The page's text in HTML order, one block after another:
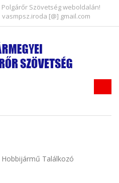
Szövetség weboldalán!
[@] gmail.com
Hobbijármű Találkozó